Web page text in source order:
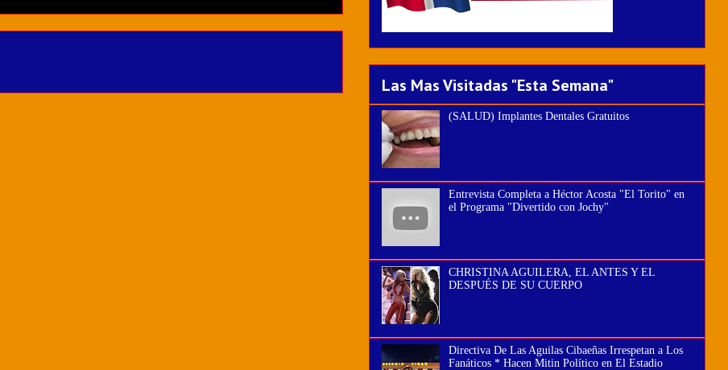
Las Mas Visitadas "Esta Semana"
(SALUD) Implantes Dentales Gratuitos
Entrevista Completa a Héctor Acosta "El Torito" en
el Programa "Divertido con Jochy"
CHRISTINA AGUILERA, EL ANTES Y EL
DESPUÉS DE SU CUERPO
Directiva De Las Aguilas Cibaeñas Irrespetan a Los
Fanáticos * Hacen Mitin Político en El Estadio